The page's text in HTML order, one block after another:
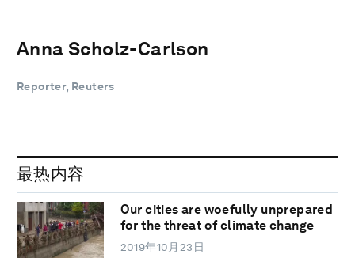
Anna Scholz-Carlson
Reporter, Reuters
最热内容
Our cities are woefully unprepared
for the threat of climate change
2019年10月23日